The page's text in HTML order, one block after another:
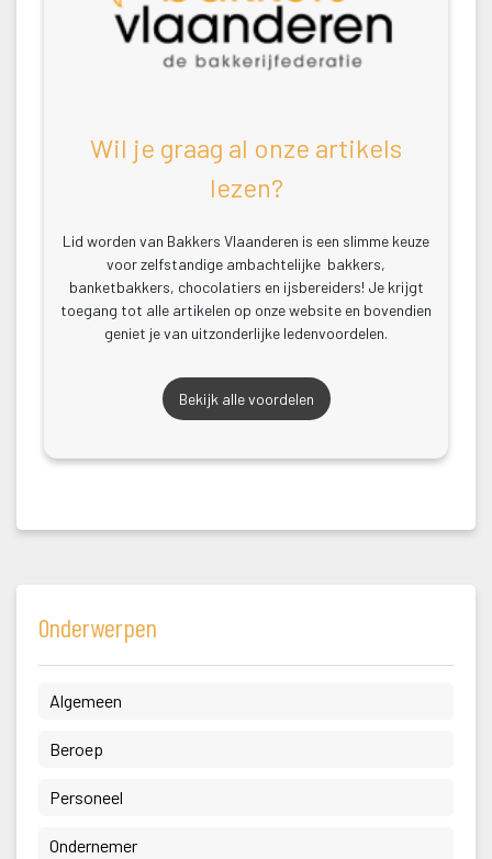
Wil je graag al onze artikels
lezen?
Lid worden van Bakkers Vlaanderen is een slimme keuze
voor zelfstandige ambachtelijke bakkers,
banketbakkers, chocolatiers en ijsbereiders! Je krijgt
toegang tot alle artikelen op onze website en bovendien
geniet je van uitzonderlijke ledenvoordelen.
Bekijk alle voordelen
Onderwerpen
Algemeen
Beroep
Personeel
Ondernemer